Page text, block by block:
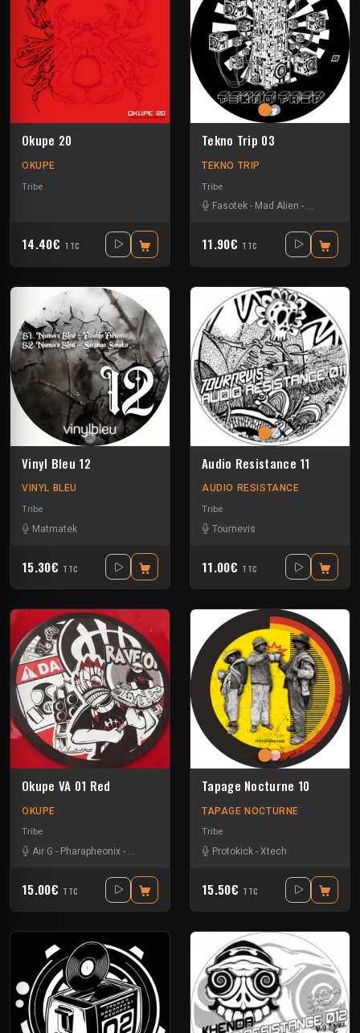
Okupe 20
OKUPE
Tribe
14.40€ TTC
Tekno Trip 03
TEKNO TRIP
Tribe
Fasotek - Mad Alien - Raptatek
11.90€ TTC
Vinyl Bleu 12
VINYL BLEU
Tribe
Matmatek
15.30€ TTC
Audio Resistance 11
AUDIO RESISTANCE
Tribe
Tournevis
11.00€ TTC
Okupe VA 01 Red
OKUPE
Tribe
Air G - Pharapheonix - Xtech
15.00€ TTC
Tapage Nocturne 10
TAPAGE NOCTURNE
Tribe
Protokick - Xtech
15.50€ TTC